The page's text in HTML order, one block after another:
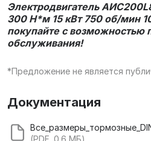
Электродвигатель
300 Н*м 15 кВт 750 об/мин
покупайте с возможностью
обслуживания!
*Предложение не является
Документация